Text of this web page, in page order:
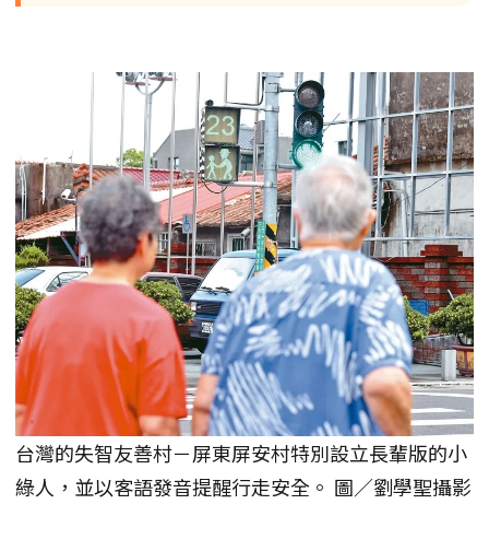
台灣的失智友善村－屏東屏安村特別設立長輩版的小
綠人，並以客語發音提醒行走安全。 圖／劉學聖攝影